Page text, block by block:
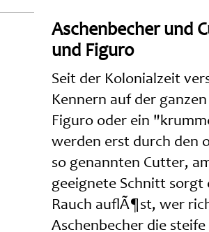
Aschenbecher und
und Figuro
Seit der Kolonialzeit
Kennern auf der
Figuro oder ein
werden erst durch den
so genannten Cutter,
geeignete Schnitt
Rauch auflÃ¶st, wer
Aschenbecher die